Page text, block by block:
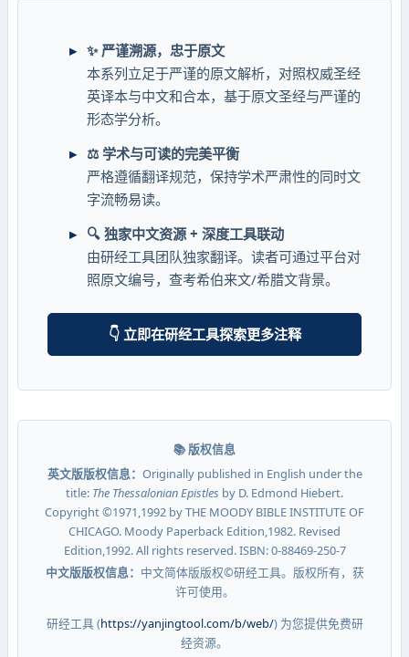
✨ 严谨溯源，忠于原文
本系列立足于严谨的原文解析，对照权威圣经
英译本与中文和合本，基于原文圣经与严谨的
形态学分析。
⚖️ 学术与可读的完美平衡
严格遵循翻译规范，保持学术严肃性的同时文
字流畅易读。
🔍 独家中文资源 + 深度工具联动
由研经工具团队独家翻译。读者可通过平台对
照原文编号，查考希伯来文/希腊文背景。
👇 立即在研经工具探索更多注释
📚 版权信息
英文版版权信息： Originally published in English under the
title: The Thessalonian Epistles by D. Edmond Hiebert.
Copyright ©1971,1992 by THE MOODY BIBLE INSTITUTE OF
CHICAGO. Moody Paperback Edition,1982. Revised
Edition,1992. All rights reserved. ISBN: 0-88469-250-7
中文版版权信息： 中文简体版版权©研经工具。版权所有，获
许可使用。
研经工具 (https://yanjingtool.com/b/web/) 为您提供免费研
经资源。